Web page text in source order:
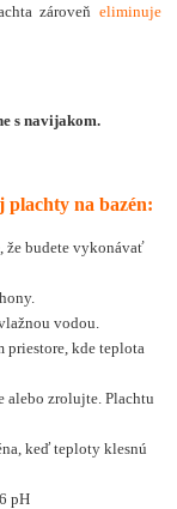
zároveň eliminuje
s navijakom.
plachty na bazén:
že budete vykonávať
vodou.
priestore, kde teplota
alebo zrolujte. Plachtu
keď teploty klesnú
pH